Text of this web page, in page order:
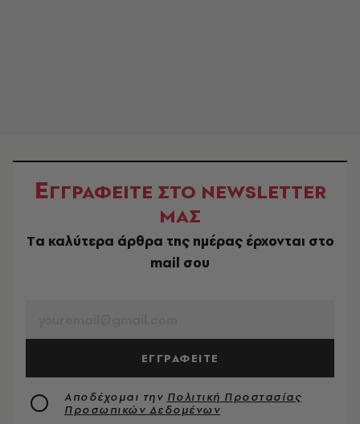
ΕΓΓΡΑΦΕΙΤΕ ΣΤΟ NEWSLETTER
ΜΑΣ
Tα καλύτερα άρθρα της ημέρας έρχονται στο
mail σου
ΕΓΓΡΑΦΕΙΤΕ
Αποδέχομαι την Πολιτική Προστασίας
Προσωπικών Δεδομένων